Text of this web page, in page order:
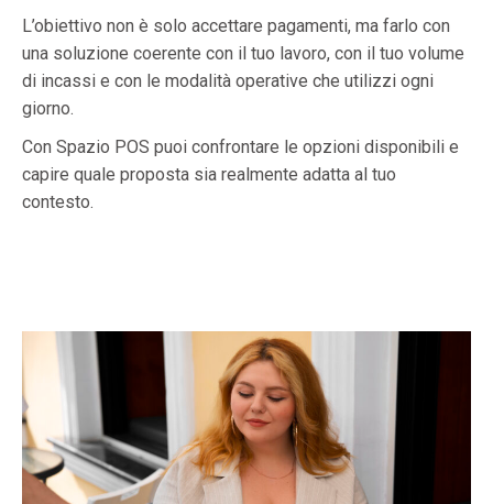
L’obiettivo non è solo accettare pagamenti, ma farlo con
una soluzione coerente con il tuo lavoro, con il tuo volume
di incassi e con le modalità operative che utilizzi ogni
giorno.
Con Spazio POS puoi confrontare le opzioni disponibili e
capire quale proposta sia realmente adatta al tuo
contesto.